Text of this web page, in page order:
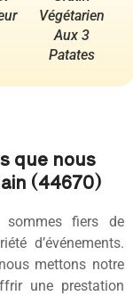
Végétarien
Aux 3
Patates
que nous
(44670)
fiers de
d’événements.
mettons notre
une prestation